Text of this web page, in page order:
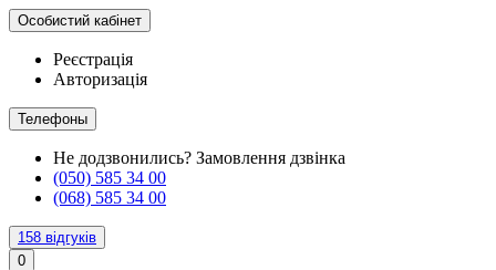
Особистий кабінет
Реєстрація
Авторизація
Телефоны
Не додзвонились? Замовлення дзвінка
(050) 585 34 00
(068) 585 34 00
158 відгуків
0